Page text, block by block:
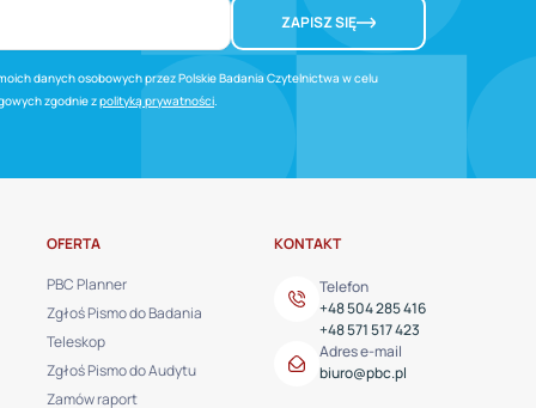
ZAPISZ SIĘ
danych osobowych przez Polskie Badania Czytelnictwa w celu
zgodnie zpolityką prywatności.
OFERTA
PBC Planner
Zgłoś Pismo do Badania
Teleskop
Zgłoś Pismo do Audytu
Zamów raport
KONTAKT
Telefon
+48 504 285 416
+48 571 517 423
Adres e-mail
biuro@pbc.pl